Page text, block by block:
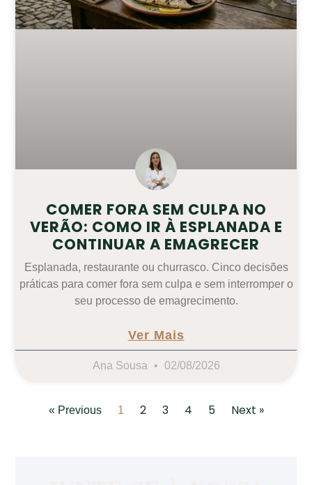
COMER FORA SEM CULPA NO
VERÃO: COMO IR À ESPLANADA E
CONTINUAR A EMAGRECER
Esplanada, restaurante ou churrasco. Cinco decisões
práticas para comer fora sem culpa e sem interromper o
seu processo de emagrecimento.
Ver Mais
Ana Sousa 02/08/2026
« Previous 1 2 3 4 5 Next »